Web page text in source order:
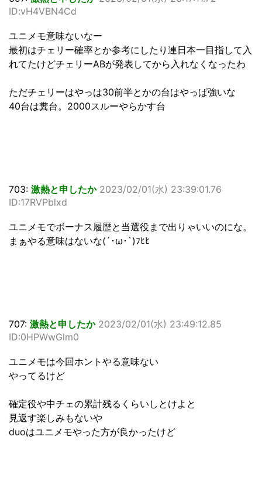
ID:vH4VBN4Cd
ユニメモ意味ないなー
最初はチェリー確率とか参考にしたり連日本一目指して入
れてたけどチェリーABが発表してから入れなくなったわ
ただチェリーはやっは30前半とかの台はやっぱ強いな
40台は糞台。2000スルーやらかす台
703: 激熱と申したか 2023/02/01(水) 23:39:01.76
ID:17RVPblxd
ユニメモでボーナス履歴と当選役まで出りゃいいのにな。
まぁやる意味はないな(´･ω･`)ﾌﾋﾋ
707: 激熱と申したか 2023/02/01(水) 23:49:12.85
ID:0HPWwGlm0
ユニメモは今回ホントやる意味ない
やってるけど
確定役や中チェの累計残るくらいしとけよと
見返す楽しみもないや
duoはユニメモやった方が良かったけど